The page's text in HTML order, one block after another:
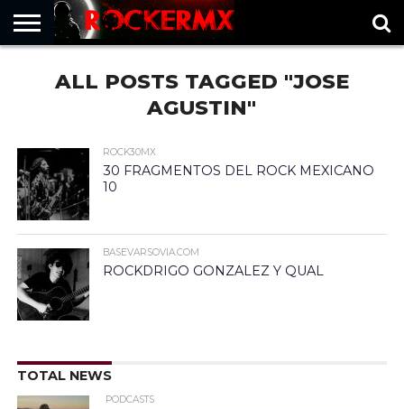
MUSICNEWS
FRAGMENTOS
ROCKERMX
BASEVARSOVIA
PUNTOROCK
ALL POSTS TAGGED "JOSE
AGUSTIN"
ROCK30MX
30 FRAGMENTOS DEL ROCK MEXICANO
10
BASEVARSOVIA.COM
ROCKDRIGO GONZALEZ Y QUAL
TOTAL NEWS
PODCASTS